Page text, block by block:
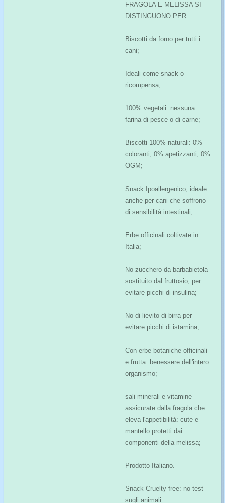
FRAGOLA E MELISSA SI
DISTINGUONO PER:
Biscotti da forno per tutti i
cani;
Ideali come snack o
ricompensa;
100% vegetali: nessuna
farina di pesce o di carne;
Biscotti 100% naturali: 0%
coloranti, 0% apetizzanti, 0%
OGM;
Snack Ipoallergenico, ideale
anche per cani che soffrono
di sensibilità intestinali;
Erbe officinali coltivate in
Italia;
No zucchero da barbabietola
sostituito dal fruttosio, per
evitare picchi di insulina;
No di lievito di birra per
evitare picchi di istamina;
Con erbe botaniche officinali
e frutta: benessere dell'intero
organismo;
sali minerali e vitamine
assicurate dalla fragola che
eleva l'appetibilità: cute e
mantello protetti dai
componenti della melissa;
Prodotto Italiano.
Snack Cruelty free: no test
sugli animali.